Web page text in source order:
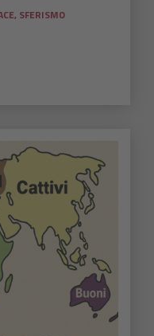
, SFERISMO